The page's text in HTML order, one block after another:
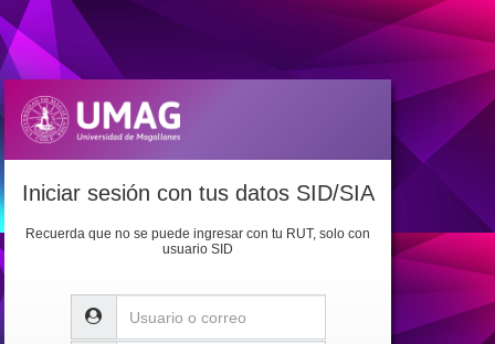
Iniciar sesión con tus datos SID/SIA
Recuerda que no se puede ingresar con tu RUT, solo con
usuario SID